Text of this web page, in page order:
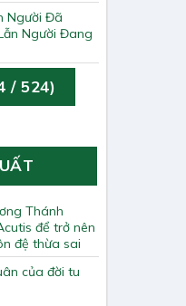
Người Đã
Người Đang
/ 524)
Thánh
để trở nên
đệ thừa sai
của đời tu